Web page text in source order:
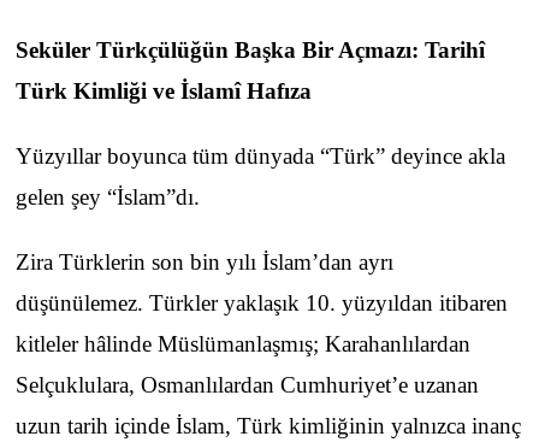
Seküler Türkçülüğün Başka Bir Açmazı: Tarihî
Türk Kimliği ve İslamî Hafıza
Yüzyıllar boyunca tüm dünyada “Türk” deyince akla
gelen şey “İslam”dı.
Zira Türklerin son bin yılı İslam’dan ayrı
düşünülemez. Türkler yaklaşık 10. yüzyıldan itibaren
kitleler hâlinde Müslümanlaşmış; Karahanlılardan
Selçuklulara, Osmanlılardan Cumhuriyet’e uzanan
uzun tarih içinde İslam, Türk kimliğinin yalnızca inanç